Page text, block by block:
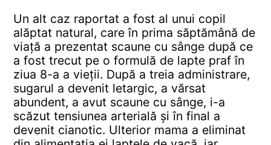
Un alt caz raportat a fost al unui copil
alăptat natural, care în prima săptămână de
viață a prezentat scaune cu sânge după ce
a fost trecut pe o formulă de lapte praf în
ziua 8-a a vieții. După a treia administrare,
sugarul a devenit letargic, a vărsat
abundent, a avut scaune cu sânge, i-a
scăzut tensiunea arterială și în final a
devenit cianotic. Ulterior mama a eliminat